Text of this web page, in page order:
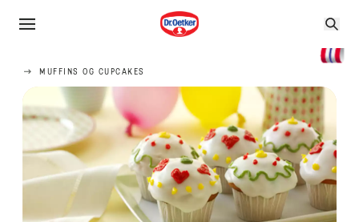
MUFFINS OG CUPCAKES